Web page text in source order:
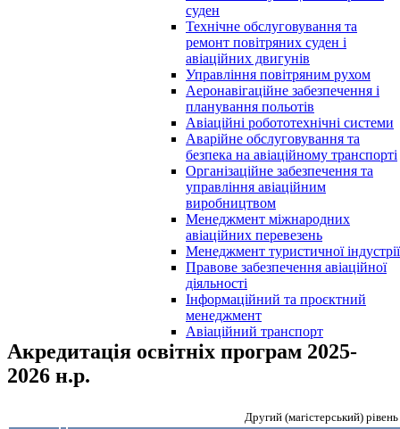
суден
Технічне обслуговування та
ремонт повітряних суден і
авіаційних двигунів
Управління повітряним рухом
Аеронавігаційне забезпечення і
планування польотів
Авіаційні робототехнічні системи
Аварійне обслуговування та
безпека на авіаційному транспорті
Організаційне забезпечення та
управління авіаційним
виробництвом
Менеджмент міжнародних
авіаційних перевезень
Менеджмент туристичної індустрії
Правове забезпечення авіаційної
діяльності
Інформаційний та проєктний
менеджмент
Авіаційний транспорт
Акредитація освітніх програм 2025-
2026 н.р.
Другий (магістерський)